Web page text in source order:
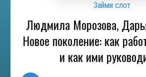
Займи слот
Людмила Морозова,
Новое поколение: как
и как ими